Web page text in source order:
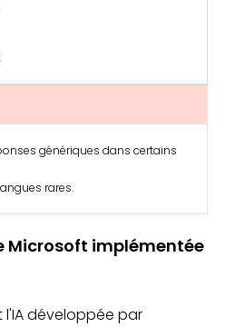
génériques dans certains
rares.
Microsoft implémentée
développée par